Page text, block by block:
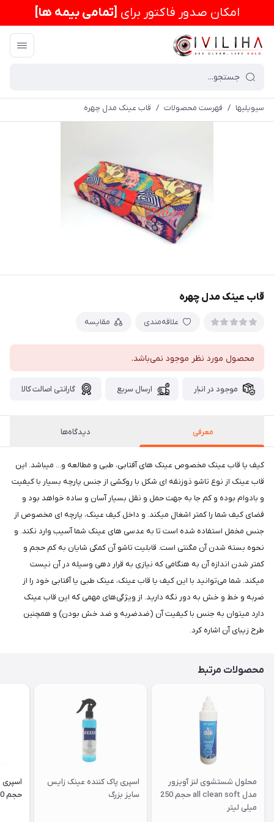
امكان صدور فاکتور برای [تمامی بیمه ها]
سیویلیها / فهرست محصولات / قاب عینک مدل چهره
قاب عینک مدل چهره
علاقه‌مندی مقایسه
محصول مورد نظر موجود نمی‌باشد.
موجود در انبار ارسال سریع گارانتی اصالت کالا
معرفی دیدگاه‌ها
کیف یا قاب عینک مخصوص عینک های آفتابی، طبی و مطالعه و... میباشد. این
قاب عینک از نوع تاشو ذوزنقه ای شکل با روکشی از جنس پارچه بسیار با کیفیت
و بادوام بوده و کم جا به جهت حمل و نقل بسیار آسان و ساده خواهد بود و
فضای کیف شما را کمتر اشغال میکند. و داخل کیف عینک، پارچه ای مخصوص از
جنس مخمل استفاده شده است تا به عدسی های عینک شما آسیب وارد نکند. و
نحوه بسته شدن آن مگنتی است. قابلیت تاشو آن کمکی شایان به کم حجم و
کمتر شدن اندازه آن به هنگامی که نیازی به قرار دهی وسیله در آن نیست
میکند. شما می‌توانید با این کیف یا قاب عینک، عینک طبی یا آفتابی خود را از
ضربه و خط و خش به دور نگه دارید. از ویژگی‌های مهمی که این قاب عینک
دارد میتوان به جنس با کیفیت آن (ضدضربه و ضد خش بودن) و همچنین
طرح زیبای آن اشاره کرد.
محصولات مرتبط
محلول شستشوی لنز آویزور
مدل all clean soft حجم 250
میلی لیتر
اسپری پاک کننده عینک زایس
سایز بزرگ
حجم 120 میلی لیتر